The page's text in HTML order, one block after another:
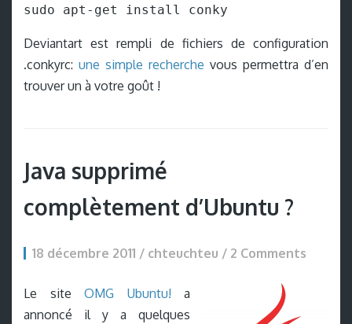
sudo apt-get install conky
Deviantart est rempli de fichiers de configuration
.conkyrc: une simple recherche vous permettra d’en
trouver un à votre goût !
Java supprimé
complètement d’Ubuntu ?
18 décembre 2011 / chteuchteu / 2 Comments
Le site OMG Ubuntu! a
annoncé il y a quelques